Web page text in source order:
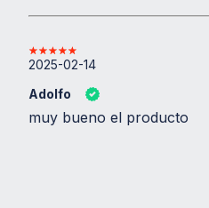
Mantener fuera del
Almacenar en lugar
la luz solar directa.
Contiene derivados
Optá por Animal Whey
entrenamiento al
proteína pura, deliciosa
2025-02-14
Adolfo
muy bueno el producto